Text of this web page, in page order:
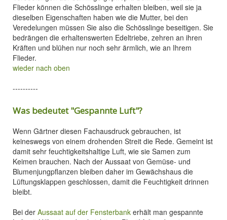
Flieder können die Schösslinge erhalten bleiben, weil sie ja
dieselben Eigenschaften haben wie die Mutter, bei den
Veredelungen müssen Sie also die Schösslinge beseitigen. Sie
bedrängen die erhaltenswerten Edeltriebe, zehren an ihren
Kräften und blühen nur noch sehr ärmlich, wie an Ihrem
Flieder.
wieder nach oben
----------
Was bedeutet "Gespannte Luft"?
Wenn Gärtner diesen Fachausdruck gebrauchen, ist
keineswegs von einem drohenden Streit die Rede. Gemeint ist
damit sehr feuchtigkeitshaltige Luft, wie sie Samen zum
Keimen brauchen. Nach der Aussaat von Gemüse- und
Blumenjungpflanzen bleiben daher im Gewächshaus die
Lüftungsklappen geschlossen, damit die Feuchtigkeit drinnen
bleibt.
Bei der Aussaat auf der Fensterbank erhält man gespannte